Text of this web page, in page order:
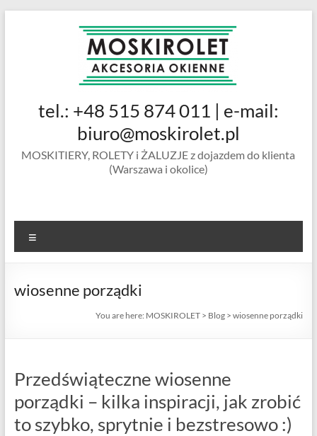
MOSKIROLET
siatki na
okienne |
ramkowe i
drzwiowe
tel.: +48 515 874 011 | e-mail:
biuro@moskirolet.pl
MOSKITIERY, ROLETY i ŻALUZJE z dojazdem do klienta
(Warszawa i okolice)
wiosenne porządki
You are here: MOSKIROLET > Blog >wiosenne porządki
Przedświąteczne wiosenne
porządki – kilka inspiracji, jak zrobić
to szybko, sprytnie i bezstresowo :)